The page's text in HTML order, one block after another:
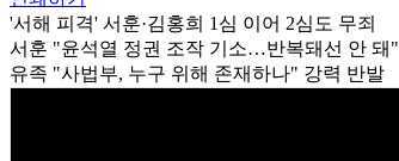
'서해 피격' 서훈·김홍희 1심 이어 2심도 무죄
서훈 "윤석열 정권 조작 기소…반복돼선 안 돼"
유족 "사법부, 누구 위해 존재하나" 강력 반발